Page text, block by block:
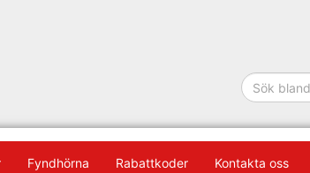
Fyndhörna Rabattkoder Kontakta oss